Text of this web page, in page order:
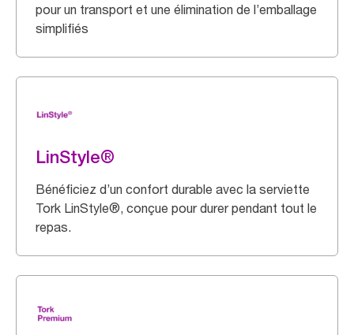
pour un transport et une élimination de l’emballage
simplifiés
LinStyle®
Bénéficiez d’un confort durable avec la serviette
Tork LinStyle®, conçue pour durer pendant tout le
repas.